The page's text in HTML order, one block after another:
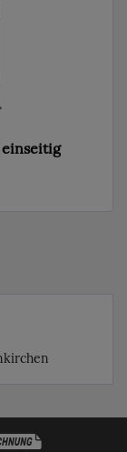
einseitig